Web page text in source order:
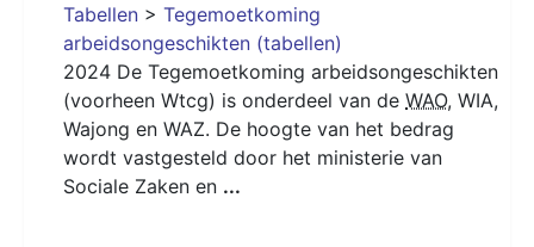
Tabellen > Tegemoetkoming
arbeidsongeschikten (tabellen)
2024 De Tegemoetkoming arbeidsongeschikten
(voorheen Wtcg) is onderdeel van de WAO, WIA,
Wajong en WAZ. De hoogte van het bedrag
wordt vastgesteld door het ministerie van
Sociale Zaken en ...